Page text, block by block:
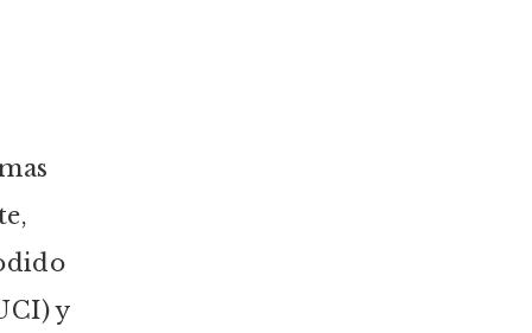
y